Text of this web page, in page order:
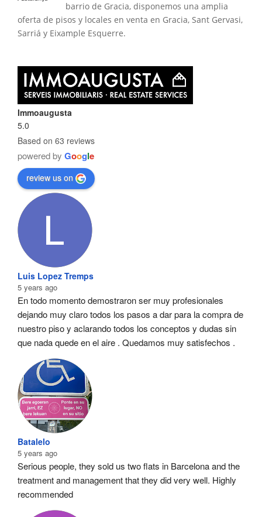
barrio de Gracia, disponemos una amplia
oferta de pisos y locales en venta en Gracia, Sant Gervasi,
Sarriá y Eixample Esquerre.
Immoaugusta
5.0
Based on 63 reviews
powered by Google
review us on
Luis Lopez Tremps
5 years ago
En todo momento demostraron ser muy profesionales
dejando muy claro todos los pasos a dar para la compra de
nuestro piso y aclarando todos los conceptos y dudas sin
que nada quede en el aire . Quedamos muy satisfechos .
Batalelo
5 years ago
Serious people, they sold us two flats in Barcelona and the
treatment and management that they did very well. Highly
recommended